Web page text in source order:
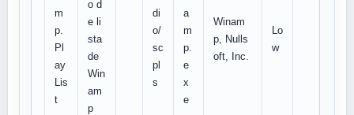
m
p.
Pl
ay
Lis
t
o d
e li
sta
de
Win
am
p
di
o/
sc
pl
s
a
m
p.
e
x
e
Winam
p, Nulls
oft, Inc.
Lo
w